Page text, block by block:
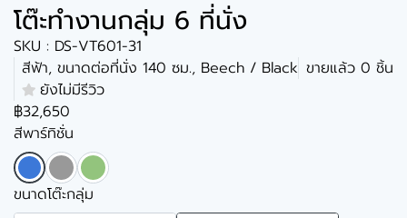
โต๊ะทำงานกลุ่ม 6 ที่นั่ง
SKU : DS-VT601-31
สีฟ้า, ขนาดต่อที่นั่ง 140 ซม., Beech / Black ขายแล้ว 0 ชิ้น
ยังไม่มีรีวิว
฿32,650
สีพาร์ทิชั่น
ขนาดโต๊ะกลุ่ม